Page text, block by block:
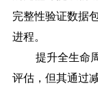
完整性验证数据
进程。
提升全生命
评估，但其通过